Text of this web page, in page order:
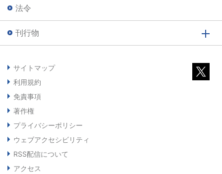
法令
刊行物
サイトマップ
利用規約
免責事項
著作権
プライバシーポリシー
ウェブアクセシビリティ
RSS配信について
アクセス